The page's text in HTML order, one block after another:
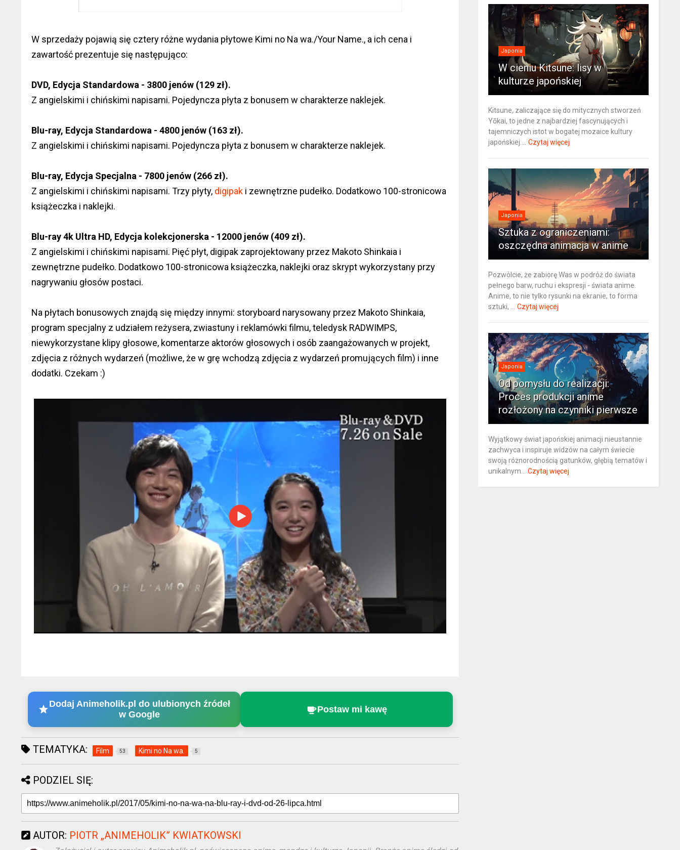
W sprzedaży pojawią się cztery różne wydania płytowe Kimi no Na wa./Your Name., a ich cena i
zawartość prezentuje się następująco:
DVD, Edycja Standardowa - 3800 jenów (129 zł).
Z angielskimi i chińskimi napisami. Pojedyncza płyta z bonusem w charakterze naklejek.
Blu-ray, Edycja Standardowa - 4800 jenów (163 zł).
Z angielskimi i chińskimi napisami. Pojedyncza płyta z bonusem w charakterze naklejek.
Blu-ray, Edycja Specjalna - 7800 jenów (266 zł).
Z angielskimi i chińskimi napisami. Trzy płyty, digipak i zewnętrzne pudełko. Dodatkowo 100-stronicowa
książeczka i naklejki.
Blu-ray 4k Ultra HD, Edycja kolekcjonerska - 12000 jenów (409 zł).
Z angielskimi i chińskimi napisami. Pięć płyt, digipak zaprojektowany przez Makoto Shinkaia i
zewnętrzne pudełko. Dodatkowo 100-stronicowa książeczka, naklejki oraz skrypt wykorzystany przy
nagrywaniu głosów postaci.
Na płytach bonusowych znajdą się między innymi: storyboard narysowany przez Makoto Shinkaia,
program specjalny z udziałem reżysera, zwiastuny i reklamówki filmu, teledysk RADWIMPS,
niewykorzystane klipy głosowe, komentarze aktorów głosowych i osób zaangażowanych w projekt,
zdjęcia z różnych wydarzeń (możliwe, że w grę wchodzą zdjęcia z wydarzeń promujących film) i inne
dodatki. Czekam :)
Dodaj Animeholik.pl do ulubionych źródeł
w Google
Postaw mi kawę
TEMATYKA: Film 53 Kimi no Na wa. 5
PODZIEL SIĘ:
AUTOR: PIOTR „ANIMEHOLIK” KWIATKOWSKI
Japonia
W cieniu Kitsune: lisy w
kulturze japońskiej
Kitsune, zaliczające się do mitycznych stworzeń
Yōkai, to jedne z najbardziej fascynujących i
tajemniczych istot w bogatej mozaice kultury
japońskiej....
Czytaj więcej
Japonia
Sztuka z ograniczeniami:
oszczędna animacja w anime
Pozwólcie, że zabiorę Was w podróż do świata
pełnego barw, ruchu i ekspresji - świata anime.
Anime, to nie tylko rysunki na ekranie, to forma
sztuki, ...
Czytaj więcej
Japonia
Od pomysłu do realizacji:
Proces produkcji anime
rozłożony na czynniki pierwsze
Wyjątkowy świat japońskiej animacji nieustannie
zachwyca i inspiruje widzów na całym świecie
swoją różnorodnością gatunków, głębią tematów i
unikalnym...
Czytaj więcej